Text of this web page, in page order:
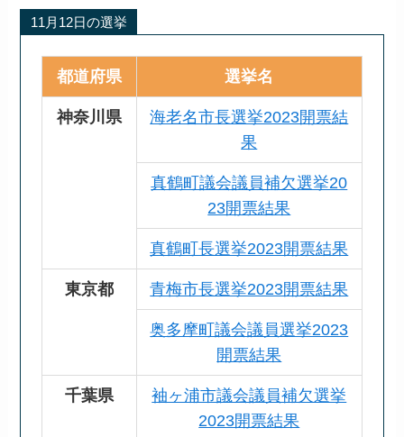
11月12日の選挙
都道府県 選挙名
神奈川県
海老名市長選挙2023開票結
果
真鶴町議会議員補欠選挙20
23開票結果
真鶴町長選挙2023開票結果
東京都 青梅市長選挙2023開票結果
奥多摩町議会議員選挙2023
開票結果
千葉県
袖ヶ浦市議会議員補欠選挙
2023開票結果